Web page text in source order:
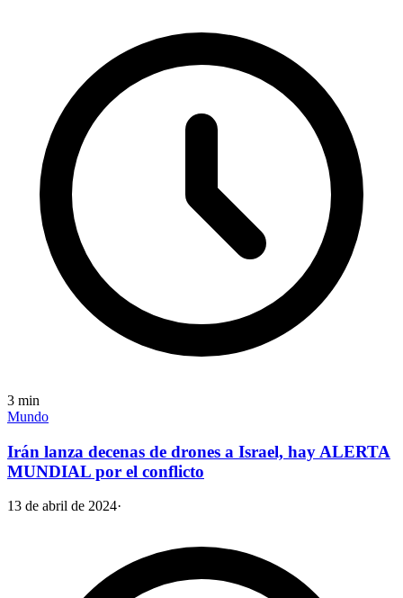
3 min
Mundo
Irán lanza decenas de drones a Israel, hay ALERTA
MUNDIAL por el conflicto
13 de abril de 2024·